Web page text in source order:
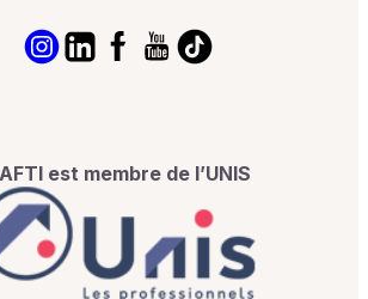
est membre de l’UNIS